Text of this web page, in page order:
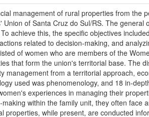
management of rural properties from the
of Santa Cruz do Sul/RS. The
achieve this, the specific objectives
related to decision-making, and
of women who are members of the
that form the union's territorial base. The
management from a territorial approach,
used was phenomenology, and 18 in-
experiences in managing their
within the family unit, they often face
properties, while present, are conducted